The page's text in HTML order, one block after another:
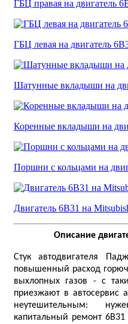
ГБЦ правая на двигатель
ГБЦ левая на двигатель
Шатунные вкладыши на
Коренные вкладыши на
Поршни с кольцами на
Двигатель 6B31 на
Описание
Стук автодвигателя
повышенный расход
выхлопных газов - с
приезжают в автосервис
неутешительным:
капитальный ремонт